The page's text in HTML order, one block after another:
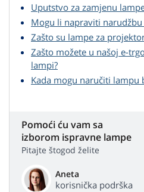
Uputstvo za zamjenu
Mogu li napraviti
Zašto su lampe za
Zašto možete u našoj e-
lampi?
Kada mogu naručiti lampu
Pomoći ću vam sa
izborom ispravne lampe
Pitajte štogod želite
Aneta
korisnička podrška